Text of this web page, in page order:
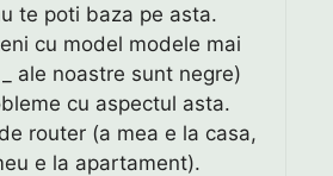
te poti baza pe asta.
cu model modele mai
ale noastre sunt negre)
cu aspectul asta.
router (a mea e la casa,
e la apartament).